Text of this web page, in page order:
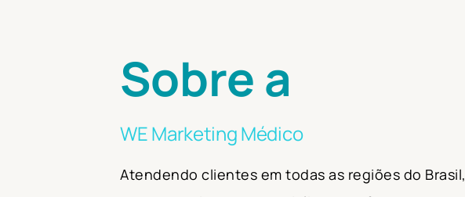
Sobre a
WE Marketing Médico
Atendendo clientes em todas as regiões do Brasil,